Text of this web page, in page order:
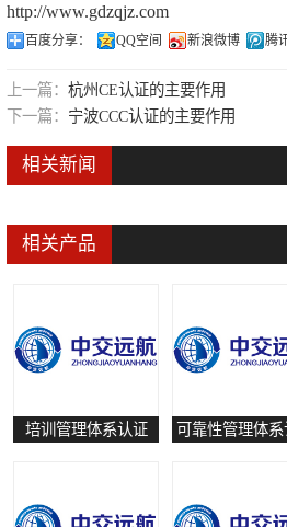
http://www.gdzqjz.com
百度分享： QQ空间 新浪微博 腾
上一篇： 杭州CE认证的主要作用
下一篇： 宁波CCC认证的主要作用
相关新闻
相关产品
培训管理体系认证 可靠性管理体